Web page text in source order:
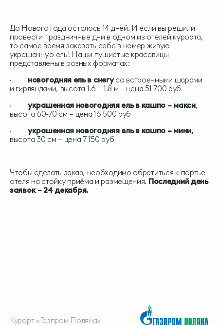
До Нового года осталось 14 дней. И если вы решили
провести праздничные дни в одном из отелей курорта,
то самое время заказать себе в номер живую
украшенную ель! Наши пушистые красавицы
представлены в разных форматах:
· новогодняя ель в снегусо встроенными шарами
и гирляндами, высота 1.6 – 1.8 м – цена 51 700 руб
· украшенная новогодняя ель в кашпо – макси,
высота 60-70 см – цена 16 500 руб
· украшенная новогодняя ель в кашпо – мини,
высота 30 см – цена 7 150 руб
Чтобы сделать заказ, необходимо обратиться к портье
отеля на стойку приёма и размещения. Последний день
заявок – 24 декабря.
Курорт «Газпром Поляна»